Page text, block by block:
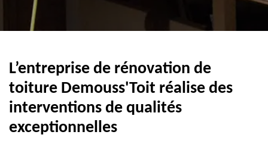
L’entreprise de rénovation de
toiture Demouss'Toit réalise des
interventions de qualités
exceptionnelles